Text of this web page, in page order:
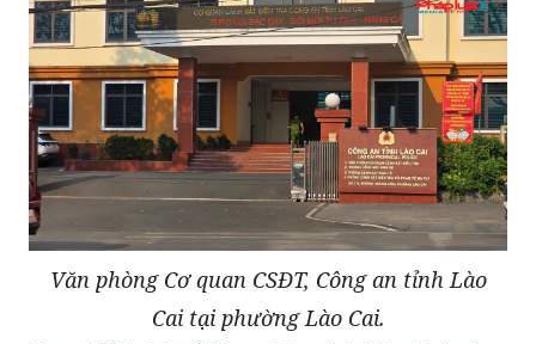
Văn phòng Cơ quan CSĐT, Công an tỉnh Lào
Cai tại phường Lào Cai.